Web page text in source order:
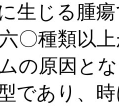
生じる腫
〇種類以
の原因と
であり、